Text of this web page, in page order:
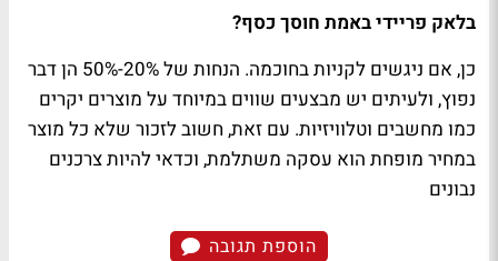
בלאק פריידי באמת חוסך כסף?
כן, אם ניגשים לקניות בחוכמה. הנחות של 20%-50% הן דבר
נפוץ, ולעיתים יש מבצעים שווים במיוחד על מוצרים יקרים
כמו מחשבים וטלוויזיות. עם זאת, חשוב לזכור שלא כל מוצר
במחיר מופחת הוא עסקה משתלמת, וכדאי להיות צרכנים
נבונים
הוספת תגובה